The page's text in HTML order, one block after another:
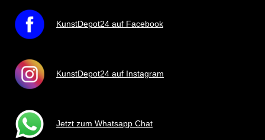
KunstDepot24 auf Facebook
KunstDepot24 auf Instagram
Jetzt zum Whatsapp Chat